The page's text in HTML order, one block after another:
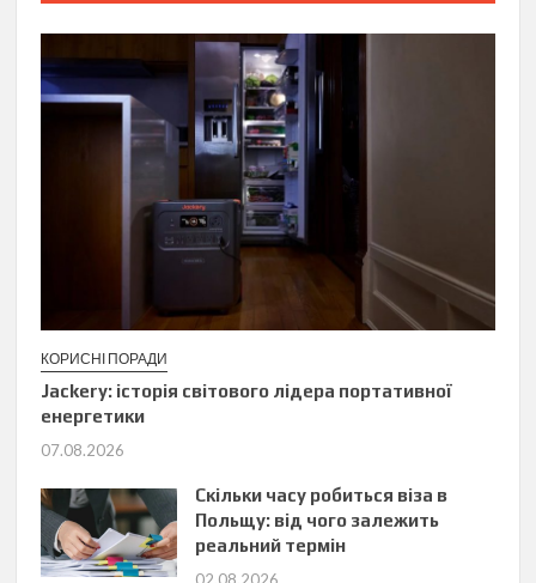
КОРИСНІ ПОРАДИ
Jackery: історія світового лідера портативної
енергетики
07.08.2026
Скільки часу робиться віза в
Польщу: від чого залежить
реальний термін
02.08.2026